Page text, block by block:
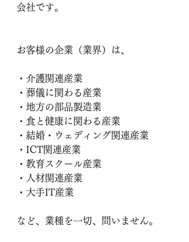
会社です。
お客様の企業（業界）は、
・介護関連産業
・葬儀に関わる産業
・地方の部品製造業
・食と健康に関わる産業
・結婚・ウェディング関連産業
・ICT関連産業
・教育スクール産業
・人材関連産業
・大手IT産業
など、業種を一切、問いません。